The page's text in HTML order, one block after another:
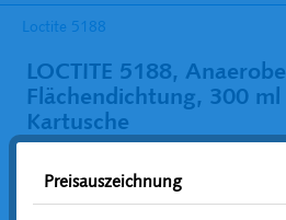
Loctite 5188
LOCTITE 5188, Anaerobe
Flächendichtung, 300 ml
Kartusche
Preisauszeichnung